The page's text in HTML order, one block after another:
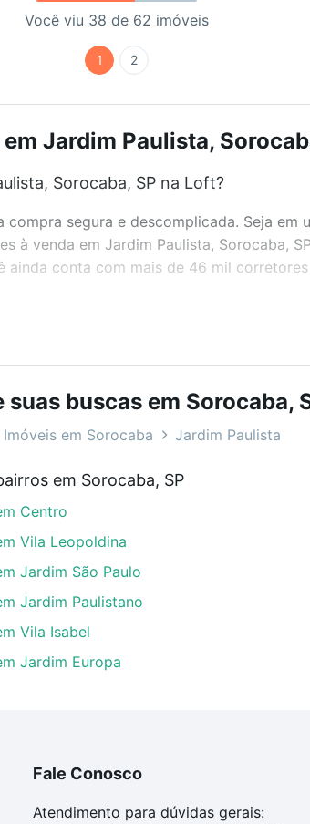
Você viu 38 de 62 imóveis
1 2
Jardim Paulista,
Sorocaba, SP na Loft?
segura e descomplicada. Seja
venda em Jardim Paulista, Sorocaba,
conta com mais de 46 mil
favoritos. Você também pode
metragem e comodidades, como piscina,
para você na Loft.
à venda em Jardim Paulista, Sorocaba,
Se ainda tem alguma dúvida dos
para comprar o imóvel dos seus sonhos
suas buscas em Sorocaba,
Imóveis em Sorocaba Jardim Paulista
em Sorocaba, SP
Centro
Vila Leopoldina
Jardim São Paulo
Jardim Paulistano
Vila Isabel
Jardim Europa
Fale Conosco
Atendimento para dúvidas gerais: